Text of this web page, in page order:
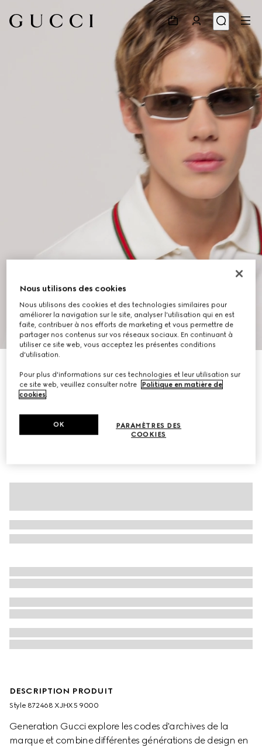
6
€ 620
Déclinaisons
DESCRIPTION PRODUIT
Style ‎872468 XJHX5 9000
Generation Gucci explore les codes d'archives de la
marque et combine différentes générations de design en
Nous utilisons des cookies
Nous utilisons des cookies et des technologies similaires pour
améliorer la navigation sur le site, analyser l'utilisation qui en est
faite, contribuer à nos efforts de marketing et vous permettre de
partager nos contenus sur vos réseaux sociaux. En continuant à
utiliser ce site web, vous acceptez les présentes conditions
d'utilisation.
Pour plus d'informations sur ces technologies et leur utilisation sur
ce site web, veuillez consulter notre
Politique en matière de
cookies.
PARAMÈTRES DES
COOKIES
OK